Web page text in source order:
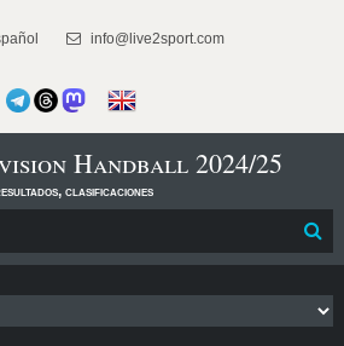
info@live2sport.com
Handball 2024/25
clasificaciones